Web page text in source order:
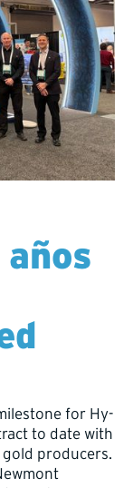
for Hy-
to date with
gold producers.